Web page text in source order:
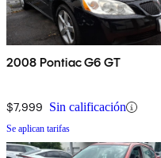
2008 Pontiac G6 GT
$7,999 Sin calificación
Se aplican tarifas